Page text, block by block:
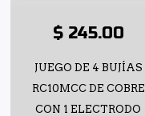
$ 245.00
JUEGO DE 4 BUJÍAS
RC10MCC DE COBRE
CON 1 ELECTRODO